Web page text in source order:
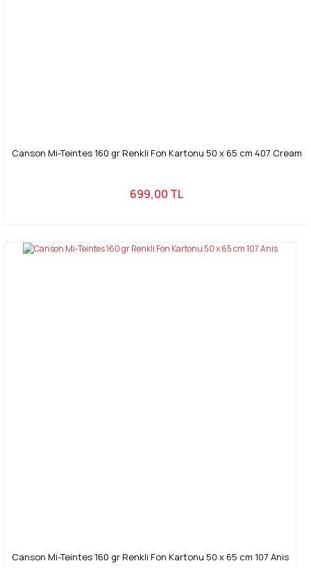
Canson Mi-Teintes 160 gr Renkli Fon Kartonu 50 x 65 cm 407 Cream
699,00 TL
Canson Mi-Teintes 160 gr Renkli Fon Kartonu 50 x 65 cm 107 Anis